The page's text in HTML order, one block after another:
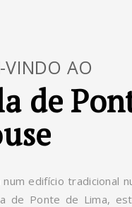
VINDO AO
de
num edifício tradicional
de Ponte de Lima,